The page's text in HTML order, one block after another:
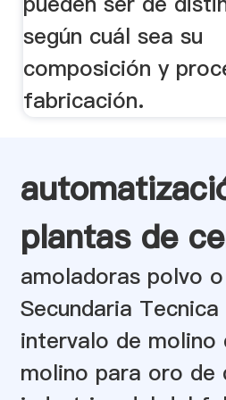
según cuál sea su
composición y
fabricación.
plantas de
amoladoras polvo
Secundaria
intervalo de molino
molino para oro de